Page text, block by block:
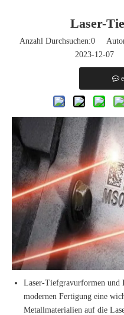
Laser-
Anzahl Durchsuchen:0
2023-12-07
Laser-Tiefgravurformen und
modernen Fertigung eine
Metallmaterialien auf die